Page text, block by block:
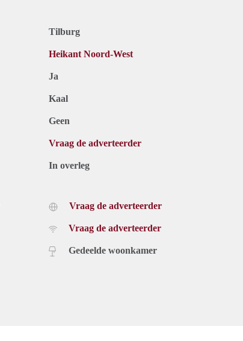
Tilburg
Heikant Noord-West
Ja
Kaal
Geen
Vraag de adverteerder
In overleg
Vraag de adverteerder
Vraag de adverteerder
Gedeelde woonkamer